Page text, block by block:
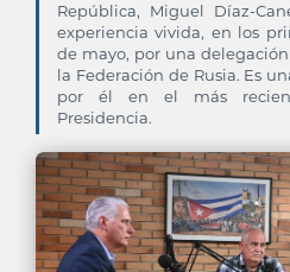
República, Miguel Díaz-
experiencia vivida, en los
de mayo, por una
la Federación de Rusia. Es
por él en el más
Presidencia.